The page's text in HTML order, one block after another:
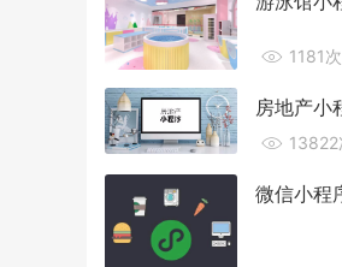
1181次
房地产小
13822
微信小程